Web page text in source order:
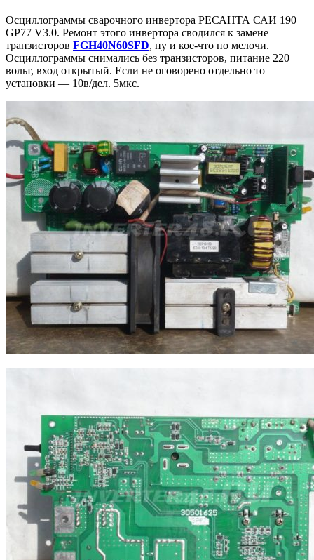
Осциллограммы сварочного инвертора РЕСАНТА САИ 190
GP77 V3.0. Ремонт этого инвертора сводился к замене
транзисторов FGH40N60SFD, ну и кое-что по мелочи.
Осциллограммы снимались без транзисторов, питание 220
вольт, вход открытый. Если не оговорено отдельно то
установки — 10в/дел. 5мкс.